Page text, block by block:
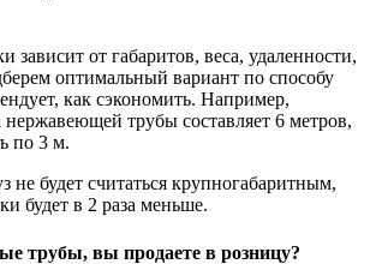
зависит от габаритов, веса, удаленности,
оптимальный вариант по способу
как сэкономить. Например,
нержавеющей трубы составляет 6 метров,
по 3 м.
не будет считаться крупногабаритным,
будет в 2 раза меньше.
трубы, вы продаете в розницу?